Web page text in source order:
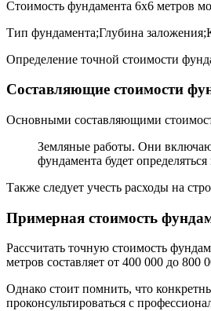
Стоимость фундамента 6х6 метров
Тип фундамента;Глубина
Определение точной стоимости
Составляющие стоимости
Основными составляющими
Земляные работы. Они
фундамента будет
Также следует учесть расходы на
Примерная стоимость
Рассчитать точную стоимость
метров составляет от 400 000 до
Однако стоит помнить, что
проконсультироваться с